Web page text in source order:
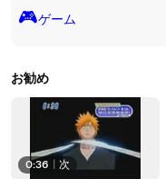
🎮️ゲーム
お勧め
0:36 次